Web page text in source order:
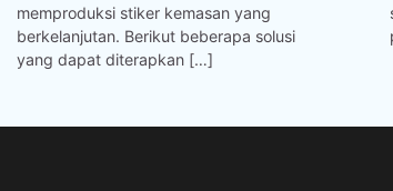
memproduksi stiker kemasan yang
berkelanjutan. Berikut beberapa solusi
yang dapat diterapkan […]